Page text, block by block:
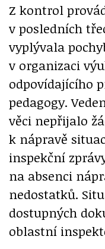
Z kontrol
v posledních
vyplývala
v organizaci
odpovídajícího
pedagogy.
věci nepřijalo
k nápravě
inspekční
na absenci
nedostatků.
dostupných
oblastní